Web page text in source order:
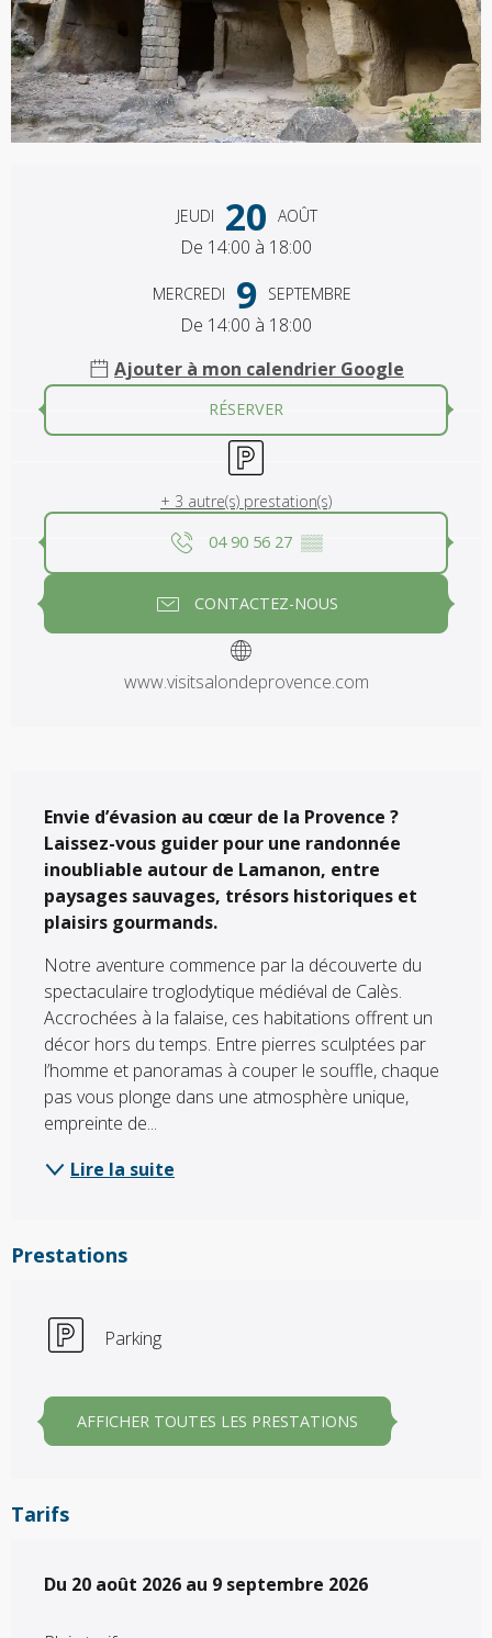
JEUDI 20 AOÛT
De 14:00 à 18:00
MERCREDI 9 SEPTEMBRE
De 14:00 à 18:00
Ajouter à mon calendrier Google
RÉSERVER
Parking
+ 3 autre(s) prestation(s)
04 90 56 27 ▒▒
CONTACTEZ-NOUS
www.visitsalondeprovence.com
Envie d’évasion au cœur de la Provence ?
Laissez-vous guider pour une randonnée
inoubliable autour de Lamanon, entre
paysages sauvages, trésors historiques et
plaisirs gourmands.
Notre aventure commence par la découverte du
spectaculaire troglodytique médiéval de Calès.
Accrochées à la falaise, ces habitations offrent un
décor hors du temps. Entre pierres sculptées par
l’homme et panoramas à couper le souffle, chaque
pas vous plonge dans une atmosphère unique,
empreinte de...
Lire la suite
Prestations
Parking
AFFICHER TOUTES LES PRESTATIONS
Tarifs
Du 20 août 2026 au 9 septembre 2026
Du 20 août 2026 au 9 septembre 2026